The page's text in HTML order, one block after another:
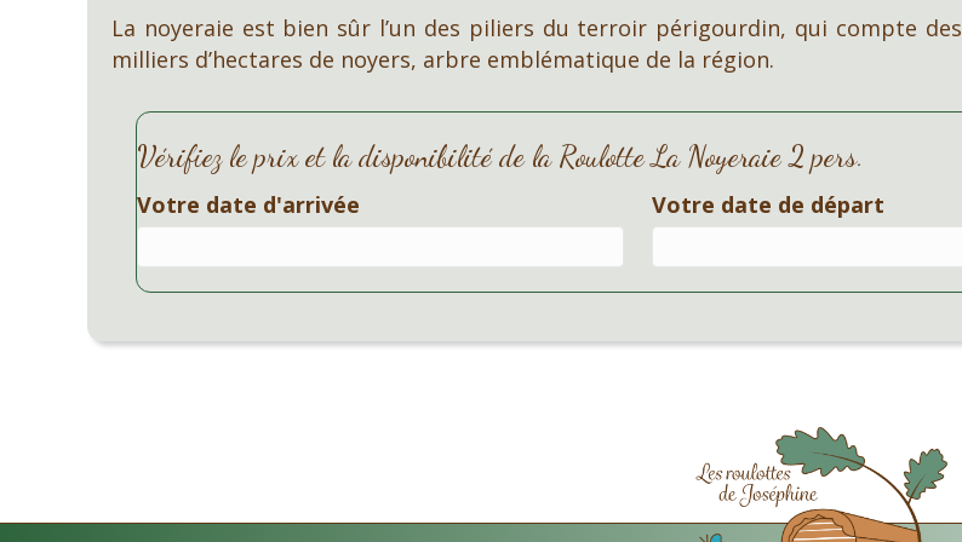
La noyeraie est bien sûr l’un des piliers du terroir périgourdin, qui compte des
milliers d’hectares de noyers, arbre emblématique de la région.
Vérifiez le prix et la disponibilité de la Roulotte La Noyeraie 2 pers.
Votre date d'arrivée Votre date de départ